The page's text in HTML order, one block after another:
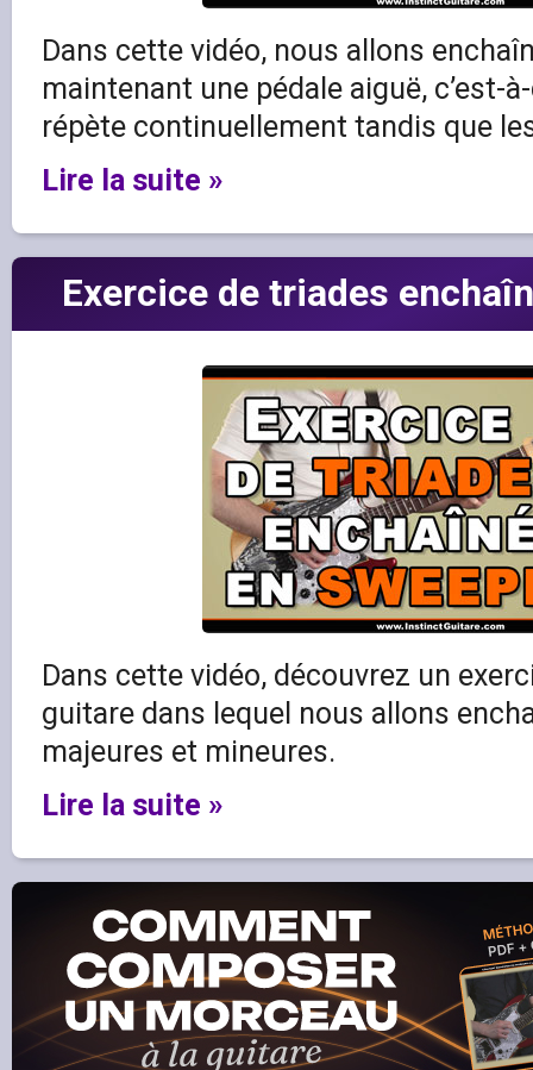
Dans cette vidéo, nous allons
maintenant une pédale aiguë, c’est-
répète continuellement tandis que
Lire la suite »
Exercice de triades
Dans cette vidéo, découvrez un
guitare dans lequel nous allons
majeures et mineures.
Lire la suite »